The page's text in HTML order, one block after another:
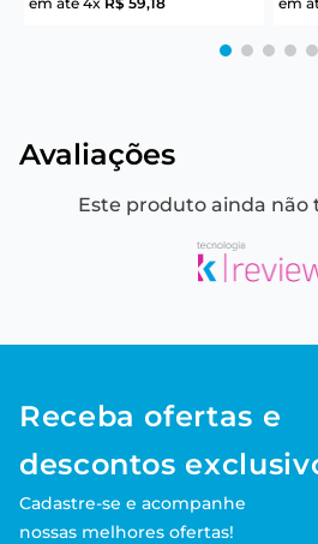
Avaliações
Este produto ainda não
Receba ofertas e
descontos
Cadastre-se e acompanhe
nossas melhores ofertas!